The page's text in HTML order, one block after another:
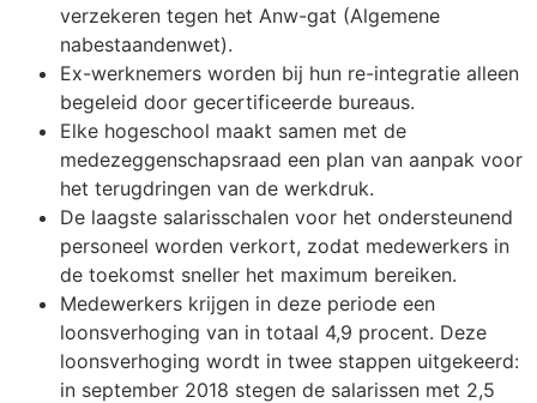
verzekeren tegen het Anw-gat (Algemene
nabestaandenwet).
Ex-werknemers worden bij hun re-integratie alleen
begeleid door gecertificeerde bureaus.
Elke hogeschool maakt samen met de
medezeggenschapsraad een plan van aanpak voor
het terugdringen van de werkdruk.
De laagste salarisschalen voor het ondersteunend
personeel worden verkort, zodat medewerkers in
de toekomst sneller het maximum bereiken.
Medewerkers krijgen in deze periode een
loonsverhoging van in totaal 4,9 procent. Deze
loonsverhoging wordt in twee stappen uitgekeerd:
in september 2018 stegen de salarissen met 2,5